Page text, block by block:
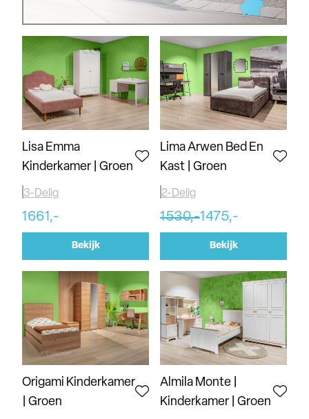
Lisa Emma
Kinderkamer | Groen
3-Delig
1661,-
Bekijk
Lima Arwen Bed En
Kast | Groen
2-Delig
1530,-1475,-
Bekijk
Origami Kinderkamer
| Groen
Almila Monte |
Kinderkamer | Groen